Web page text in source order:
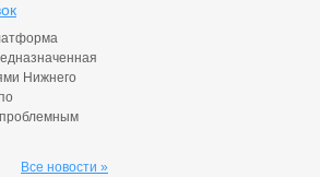
Нижнего
Все новости »